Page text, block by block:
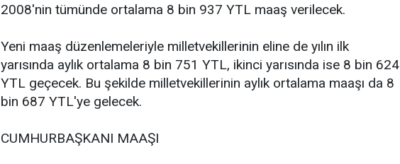
2008'nin tümünde ortalama 8 bin 937 YTL maaş verilecek.
Yeni maaş düzenlemeleriyle milletvekillerinin eline de yılın ilk
yarısında aylık ortalama 8 bin 751 YTL, ikinci yarısında ise 8 bin 624
YTL geçecek. Bu şekilde milletvekillerinin aylık ortalama maaşı da 8
bin 687 YTL'ye gelecek.
CUMHURBAŞKANI MAAŞI